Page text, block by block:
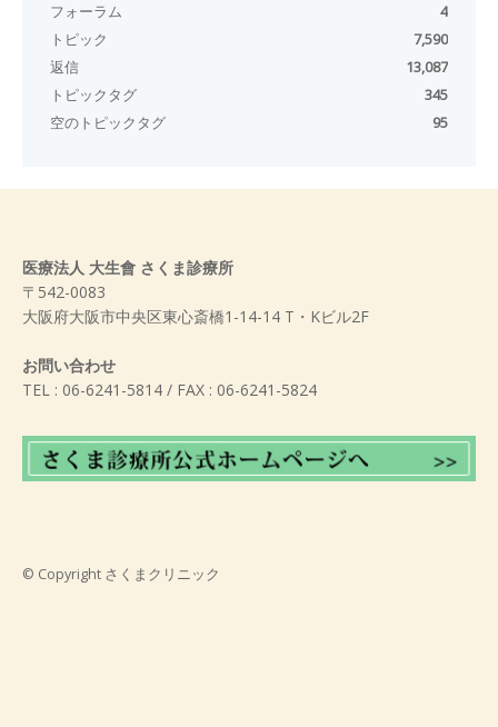
フォーラム
4
トピック
7,590
返信
13,087
トピックタグ
345
空のトピックタグ
95
医療法人 大生會 さくま診療所
〒542-0083
大阪府大阪市中央区東心斎橋1-14-14 T・Kビル2F
お問い合わせ
TEL : 06-6241-5814 / FAX : 06-6241-5824
© Copyright さくまクリニック